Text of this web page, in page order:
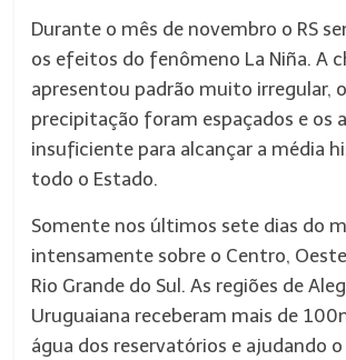
Durante o mês de novembro o RS
os efeitos do fenômeno La Niña. A
apresentou padrão muito irregular,
precipitação foram espaçados e os
insuficiente para alcançar a média
todo o Estado.
Somente nos últimos sete dias do
intensamente sobre o Centro,
Rio Grande do Sul. As regiões de
Uruguaiana receberam mais de
água dos reservatórios e ajudando o